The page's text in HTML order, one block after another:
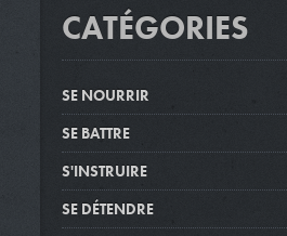
CATÉGORIES
SE NOURRIR
SE BATTRE
S'INSTRUIRE
SE DÉTENDRE